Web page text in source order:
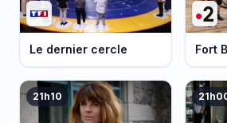
Le dernier cercle Fort
21h10